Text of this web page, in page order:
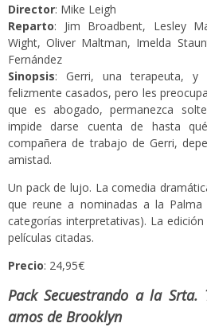
Director: Mike Leigh
Reparto: Jim Broadbent, Lesley
Wight, Oliver Maltman, Imelda
Fernández
Sinopsis: Gerri, una terapeuta, y
felizmente casados, pero les
que es abogado, permanezca
impide darse cuenta de hasta
compañera de trabajo de Gerri,
amistad.
Un pack de lujo. La comedia
que reune a nominadas a la
categorías interpretativas). La
películas citadas.
Precio: 24,95€
Pack Secuestrando a la Srta.
amos de Brooklyn